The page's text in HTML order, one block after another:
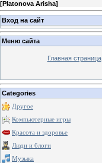
[Platonova Arisha]
Вход на сайт
Меню сайта
Главная страница
Categories
Другое
Компьютерные игры
Красота и здоровье
Люди и блоги
Музыка